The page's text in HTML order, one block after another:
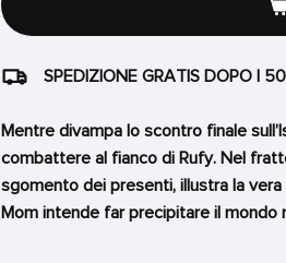
SPEDIZIONE GRATIS DOPO I
Mentre divampa lo scontro finale
combattere al fianco di Rufy. Nel
sgomento dei presenti, illustra la
Mom intende far precipitare il mondo